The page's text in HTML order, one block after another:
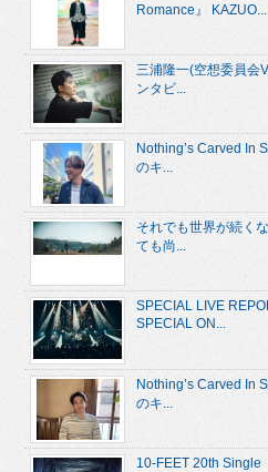
Romance』 KAZUO...
三浦隆一(空想委員会
ンタビ...
Nothing’s Carved In
のキ...
それでも世界が続く
ても尚...
SPECIAL LIVE
SPECIAL ON...
Nothing’s Carved In
のキ...
10-FEET 20th Single